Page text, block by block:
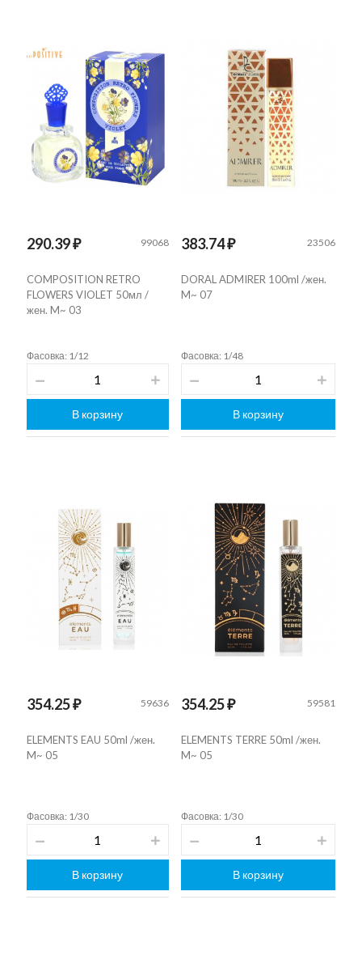
290.39 ₽ 99068
COMPOSITION RETRO
FLOWERS VIOLET 50мл /
жен. M~ 03
Фасовка: 1/12
В корзину
383.74 ₽ 23506
DORAL ADMIRER 100ml /жен.
M~ 07
Фасовка: 1/48
В корзину
354.25 ₽ 59636
ELEMENTS EAU 50ml /жен.
M~ 05
Фасовка: 1/30
В корзину
354.25 ₽ 59581
ELEMENTS TERRE 50ml /жен.
M~ 05
Фасовка: 1/30
В корзину